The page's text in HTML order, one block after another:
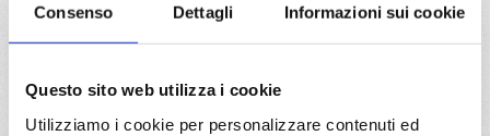
Consenso Dettagli Informazioni sui cookie
Questo sito web utilizza i cookie
Utilizziamo i cookie per personalizzare contenuti ed
a partire da